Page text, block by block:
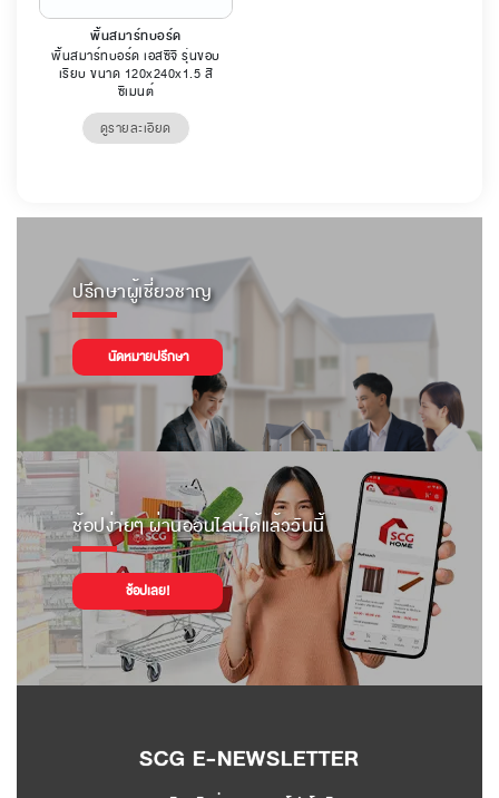
พื้นสมาร์ทบอร์ด
พื้นสมาร์ทบอร์ด เอสซีจี รุ่นขอบ
เรียบ ขนาด 120x240x1.5 สี
ซีเมนต์
ดูรายละเอียด
ปรึกษาผู้เชี่ยวชาญ
นัดหมายปรึกษา
ช้อปง่ายๆ ผ่านออนไลน์ได้แล้ววันนี้
ช้อปเลย!
SCG E-NEWSLETTER